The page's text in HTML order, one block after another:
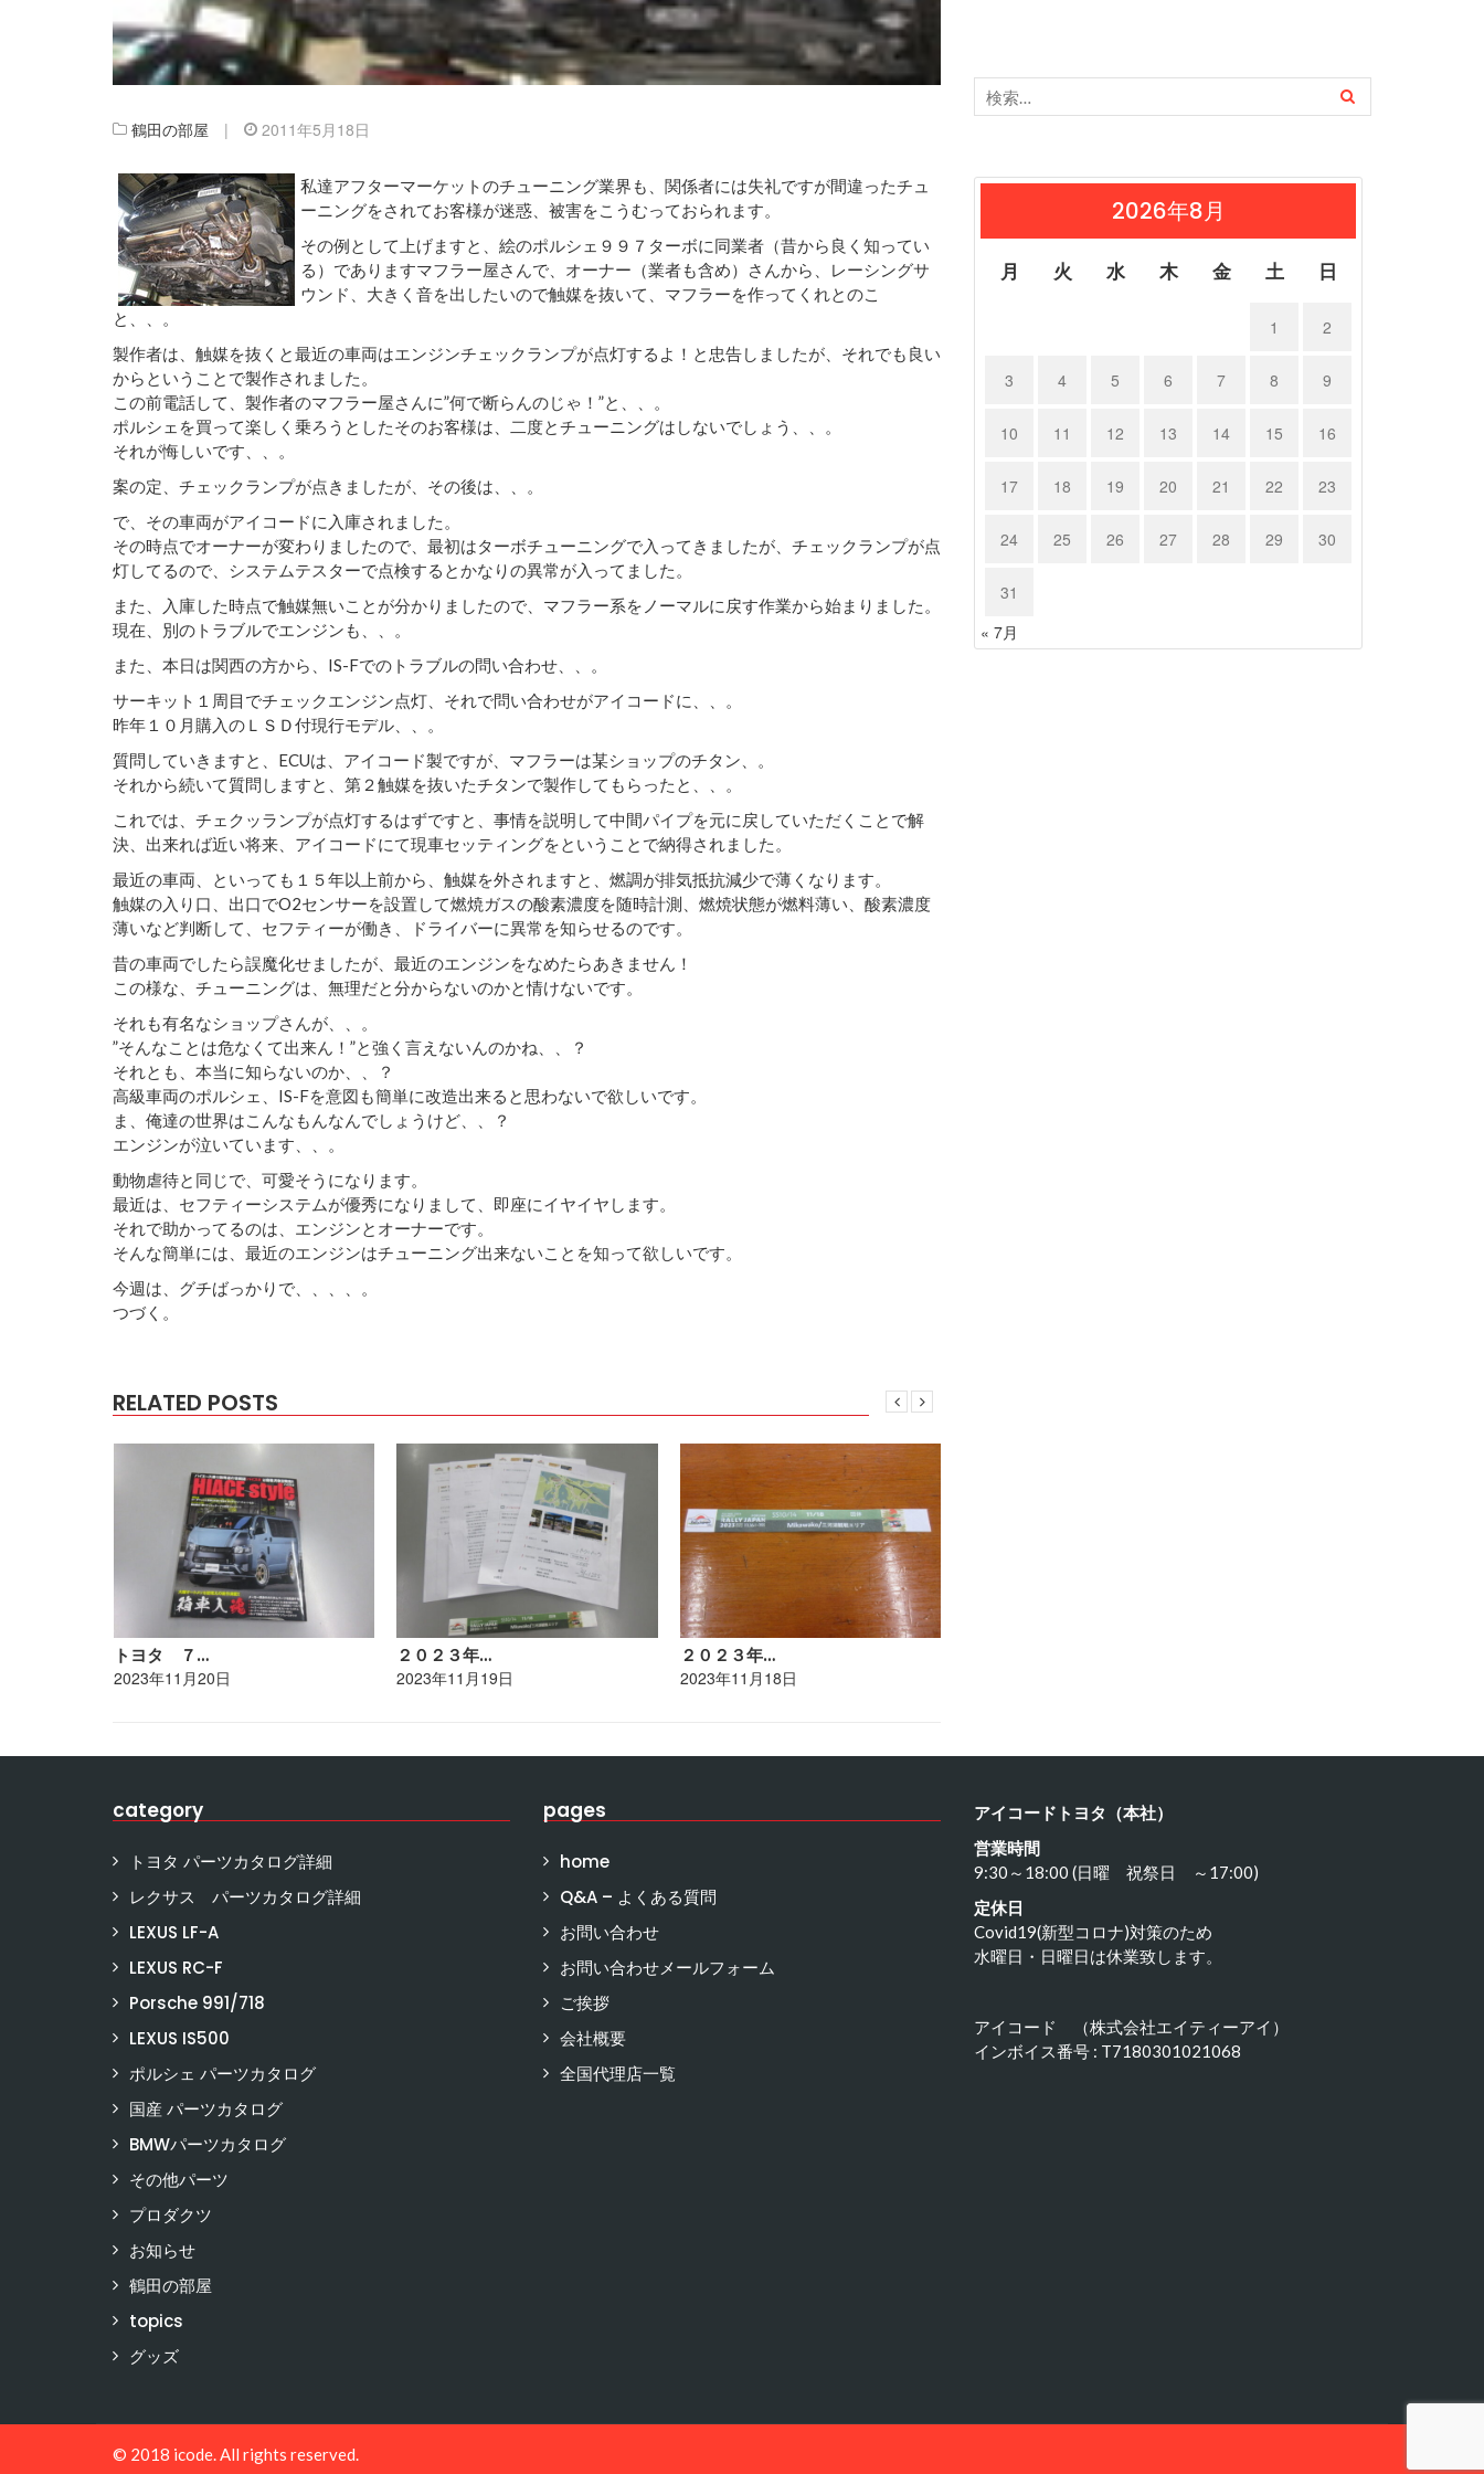
鶴田の部屋 | 2011年5月18日
私達アフターマーケットのチューニング業界も、関係者には失礼ですが間違ったチュ
ーニングをされてお客様が迷惑、被害をこうむっておられます。
その例として上げますと、絵のポルシェ９９７ターボに同業者（昔から良く知ってい
る）でありますマフラー屋さんで、オーナー（業者も含め）さんから、レーシングサ
ウンド、大きく音を出したいので触媒を抜いて、マフラーを作ってくれとのこ
と、、。
製作者は、触媒を抜くと最近の車両はエンジンチェックランプが点灯するよ！と忠告しましたが、それでも良い
からということで製作されました。
この前電話して、製作者のマフラー屋さんに”何で断らんのじゃ！”と、、。
ポルシェを買って楽しく乗ろうとしたそのお客様は、二度とチューニングはしないでしょう、、。
それが悔しいです、、。
案の定、チェックランプが点きましたが、その後は、、。
で、その車両がアイコードに入庫されました。
その時点でオーナーが変わりましたので、最初はターボチューニングで入ってきましたが、チェックランプが点
灯してるので、システムテスターで点検するとかなりの異常が入ってました。
また、入庫した時点で触媒無いことが分かりましたので、マフラー系をノーマルに戻す作業から始まりました。
現在、別のトラブルでエンジンも、、。
また、本日は関西の方から、IS-Fでのトラブルの問い合わせ、、。
サーキット１周目でチェックエンジン点灯、それで問い合わせがアイコードに、、。
昨年１０月購入のＬＳＤ付現行モデル、、。
質問していきますと、ECUは、アイコード製ですが、マフラーは某ショップのチタン、。
それから続いて質問しますと、第２触媒を抜いたチタンで製作してもらったと、、。
これでは、チェクッランプが点灯するはずですと、事情を説明して中間パイプを元に戻していただくことで解
決、出来れば近い将来、アイコードにて現車セッティングをということで納得されました。
最近の車両、といっても１５年以上前から、触媒を外されますと、燃調が排気抵抗減少で薄くなります。
触媒の入り口、出口でO2センサーを設置して燃焼ガスの酸素濃度を随時計測、燃焼状態が燃料薄い、酸素濃度
薄いなど判断して、セフティーが働き、ドライバーに異常を知らせるのです。
昔の車両でしたら誤魔化せましたが、最近のエンジンをなめたらあきません！
この様な、チューニングは、無理だと分からないのかと情けないです。
それも有名なショップさんが、、。
”そんなことは危なくて出来ん！”と強く言えないんのかね、、？
それとも、本当に知らないのか、、？
高級車両のポルシェ、IS-Fを意図も簡単に改造出来ると思わないで欲しいです。
ま、俺達の世界はこんなもんなんでしょうけど、、？
エンジンが泣いています、、。
動物虐待と同じで、可愛そうになります。
最近は、セフティーシステムが優秀になりまして、即座にイヤイヤします。
それで助かってるのは、エンジンとオーナーです。
そんな簡単には、最近のエンジンはチューニング出来ないことを知って欲しいです。
今週は、グチばっかりで、、、、。
つづく。
RELATED POSTS
トヨタ ７…
2023年11月20日
２０２３年…
2023年11月19日
２０２３年…
2023年11月18日
2026年8月
月 火 水 木 金 土 日
1 2
3 4 5 6 7 8 9
10 11 12 13 14 15 16
17 18 19 20 21 22 23
24 25 26 27 28 29 30
31
« 7月
category
トヨタ パーツカタログ詳細
レクサス パーツカタログ詳細
LEXUS LF-A
LEXUS RC-F
Porsche 991/718
LEXUS IS500
ポルシェ パーツカタログ
国産 パーツカタログ
BMWパーツカタログ
その他パーツ
プロダクツ
お知らせ
鶴田の部屋
topics
グッズ
pages
home
Q&A – よくある質問
お問い合わせ
お問い合わせメールフォーム
ご挨拶
会社概要
全国代理店一覧
アイコードトヨタ（本社）
営業時間
9:30～18:00 (日曜 祝祭日 ～17:00)
定休日
Covid19(新型コロナ)対策のため
水曜日・日曜日は休業致します。
アイコード （株式会社エイティーアイ）
インボイス番号 : T7180301021068
© 2018 icode. All rights reserved.